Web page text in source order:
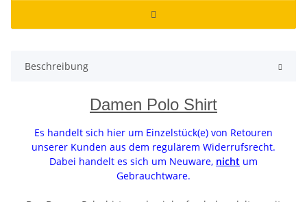
Beschreibung
Damen Polo Shirt
Es handelt sich hier um Einzelstück(e) von Retouren
unserer Kunden aus dem regulärem Widerrufsrecht.
Dabei handelt es sich um Neuware, nicht um
Gebrauchtware.